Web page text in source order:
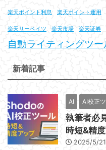
楽天ポイント利息 楽天ポイント運用
楽天リーベイツ 楽天市場 楽天証券
自動ライティングツー
新着記事
AI AI校正
執筆者必
時短&精
2025/5/21